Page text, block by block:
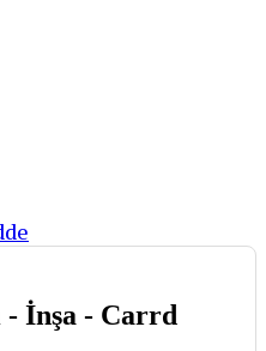
- İnşa - Carrd